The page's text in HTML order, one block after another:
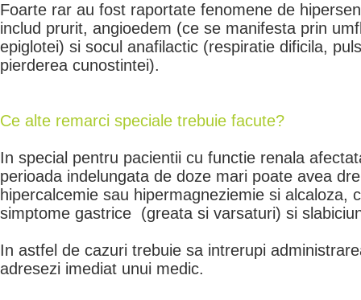
Foarte rar au fost raportate fenomene de
includ prurit, angioedem (ce se manifesta prin
epiglotei) si socul anafilactic (respiratie dificila,
pierderea cunostintei).
Ce alte remarci speciale trebuie facute?
In special pentru pacientii cu functie renala
perioada indelungata de doze mari poate avea
hipercalcemie sau hipermagneziemie si alcaloza,
simptome gastrice (greata si varsaturi) si
In astfel de cazuri trebuie sa intrerupi
adresezi imediat unui medic.